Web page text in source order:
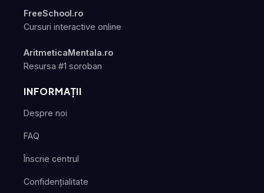
FreeSchool.ro
Cursuri interactive online
AritmeticaMentala.ro
Resursa #1 soroban
INFORMAȚII
Despre noi
FAQ
Înscrie centrul
Confidențialitate